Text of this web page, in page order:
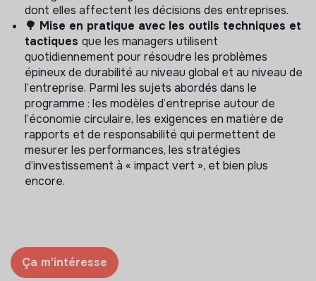
dont elles affectent les décisions des entreprises.
🌳 Mise en pratique avec les outils techniques et
tactiques que les managers utilisent
quotidiennement pour résoudre les problèmes
épineux de durabilité au niveau global et au niveau de
l’entreprise. Parmi les sujets abordés dans le
programme : les modèles d’entreprise autour de
l’économie circulaire, les exigences en matière de
rapports et de responsabilité qui permettent de
mesurer les performances, les stratégies
d’investissement à « impact vert », et bien plus
encore.
Ça m'intéresse